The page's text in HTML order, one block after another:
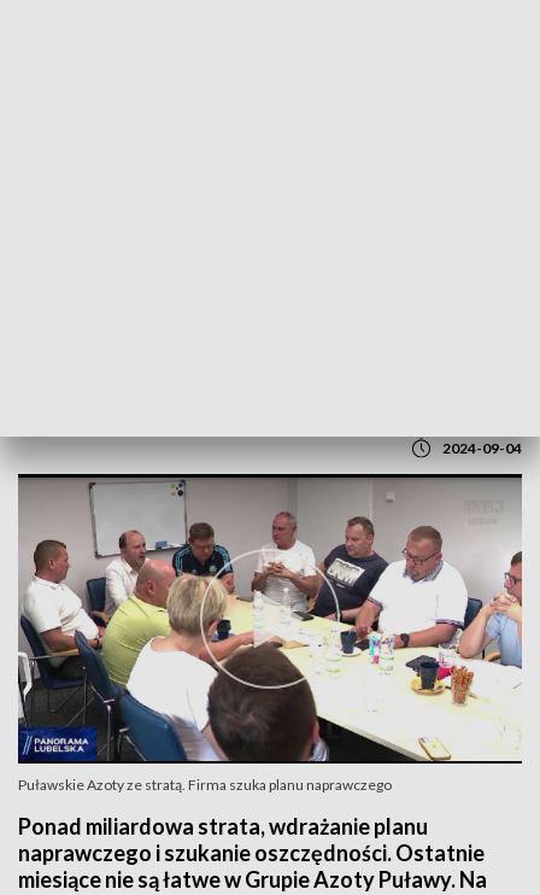
2024-09-04
Puławskie Azoty ze stratą. Firma szuka planu naprawczego
Ponad miliardowa strata, wdrażanie planu
naprawczego i szukanie oszczędności. Ostatnie
miesiące nie są łatwe w Grupie Azoty Puławy. Na